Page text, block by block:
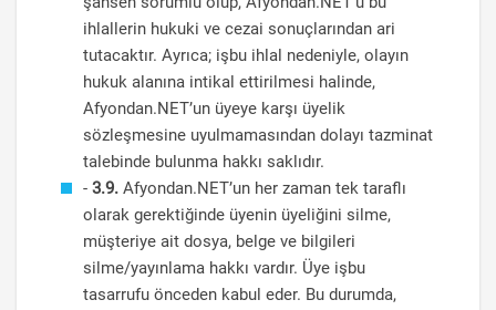
ihlallerin hukuki ve cezai sonuçlarından ari
tutacaktır. Ayrıca; işbu ihlal nedeniyle, olayın
hukuk alanına intikal ettirilmesi halinde,
Afyondan.NET’un üyeye karşı üyelik
sözleşmesine uyulmamasından dolayı tazminat
talebinde bulunma hakkı saklıdır.
- 3.9. Afyondan.NET’un her zaman tek taraflı
olarak gerektiğinde üyenin üyeliğini silme,
müşteriye ait dosya, belge ve bilgileri
silme/yayınlama hakkı vardır. Üye işbu
tasarrufu önceden kabul eder. Bu durumda,